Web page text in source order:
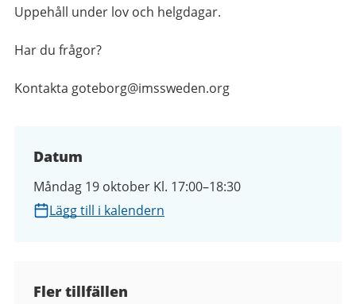
Uppehåll under lov och helgdagar.
Har du frågor?
Kontakta goteborg@imssweden.org
Datum
Måndag 19 oktober Kl. 17:00–18:30
Lägg till i kalendern
Fler tillfällen